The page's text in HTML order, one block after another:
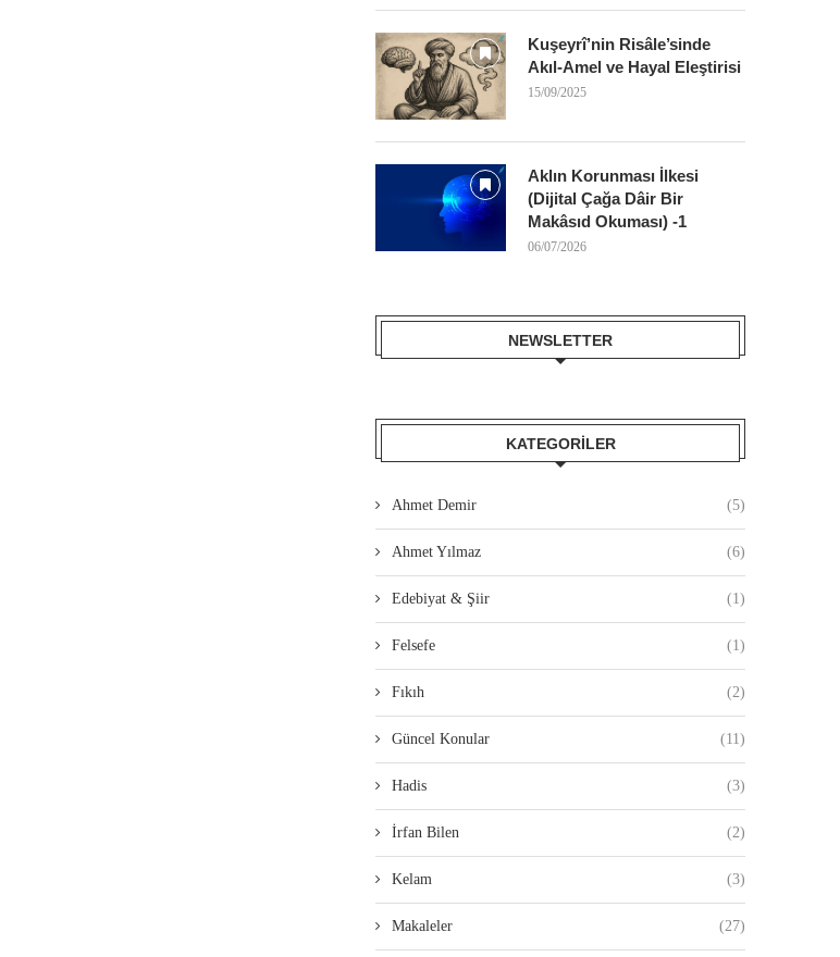
Kuşeyrî’nin Risâle’sinde
Akıl-Amel ve Hayal Eleştirisi
15/09/2025
Aklın Korunması İlkesi
(Dijital Çağa Dâir Bir
Makâsıd Okuması) -1
06/07/2026
NEWSLETTER
KATEGORILER
Ahmet Demir (5)
Ahmet Yılmaz (6)
Edebiyat & Şiir (1)
Felsefe (1)
Fıkıh (2)
Güncel Konular (11)
Hadis (3)
İrfan Bilen (2)
Kelam (3)
Makaleler (27)